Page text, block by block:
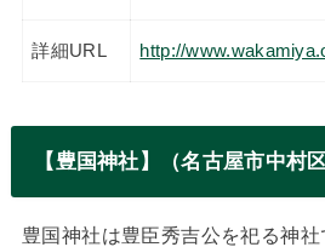
詳細URL http://
【豊国神社】（名古屋市中村区
豊国神社は豊臣秀吉公を祀る神